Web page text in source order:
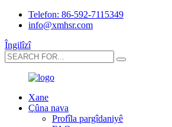
Telefon: 86-592-7115349
info@xmhsr.com
Îngilîzî
Xane
Çûna nava
Profîla pargîdaniyê